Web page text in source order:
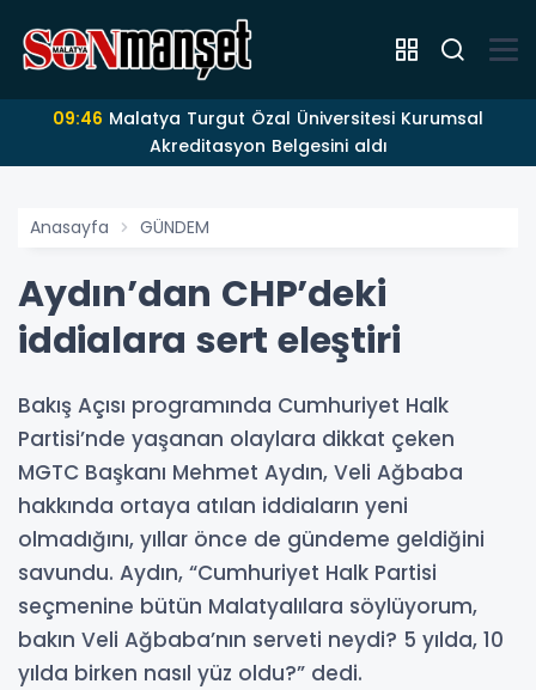
09:46
Akreditasyon Belgesini aldı
Anasayfa GÜNDEM
Aydın’dan CHP’deki
iddialara sert eleştiri
Bakış Açısı programında Cumhuriyet Halk
Partisi’nde yaşanan olaylara dikkat çeken
MGTC Başkanı Mehmet Aydın, Veli Ağbaba
hakkında ortaya atılan iddiaların yeni
olmadığını, yıllar önce de gündeme geldiğini
savundu. Aydın, “Cumhuriyet Halk Partisi
seçmenine bütün Malatyalılara söylüyorum,
bakın Veli Ağbaba’nın serveti neydi? 5 yılda, 10
yılda birken nasıl yüz oldu?” dedi.